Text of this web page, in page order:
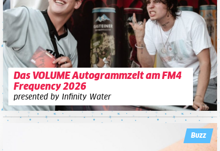
Das VOLUME Autogrammzelt am FM4
Frequency 2026
presented by Infinity Water
Buzz